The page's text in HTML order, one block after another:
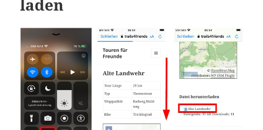
laden